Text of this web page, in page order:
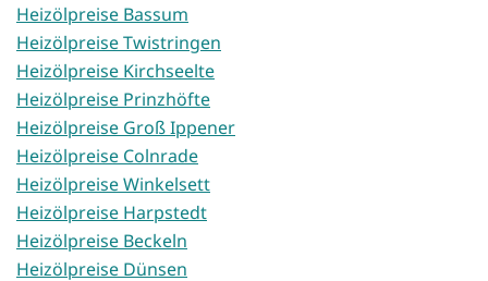
Heizölpreise Bassum
Heizölpreise Twistringen
Heizölpreise Kirchseelte
Heizölpreise Prinzhöfte
Heizölpreise Groß Ippener
Heizölpreise Colnrade
Heizölpreise Winkelsett
Heizölpreise Harpstedt
Heizölpreise Beckeln
Heizölpreise Dünsen